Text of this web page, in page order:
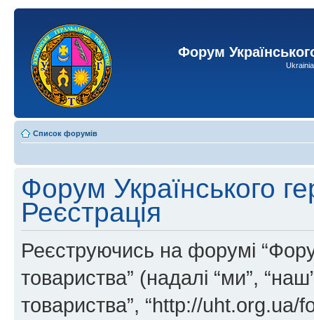
Форум
Список форумів
Форум Українського
Реєстрація
Реєструючись на форумі
товариства” (надалі “ми”,
товариства”, “http://uht.org.ua/